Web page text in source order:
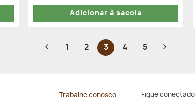
Adicionar à sacola
1 2 3 4 5
Trabalhe conosco Fique conectado